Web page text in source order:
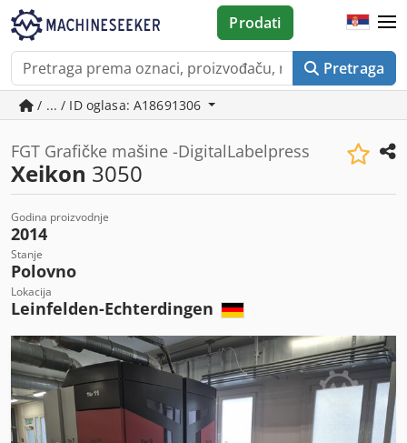
Pretraga
Prodati
/ ... / ID oglasa: A18691306
FGT Grafičke mašine -DigitalLabelpress
Xeikon 3050
Godina proizvodnje
2014
Stanje
Polovno
Lokacija
Leinfelden-Echterdingen